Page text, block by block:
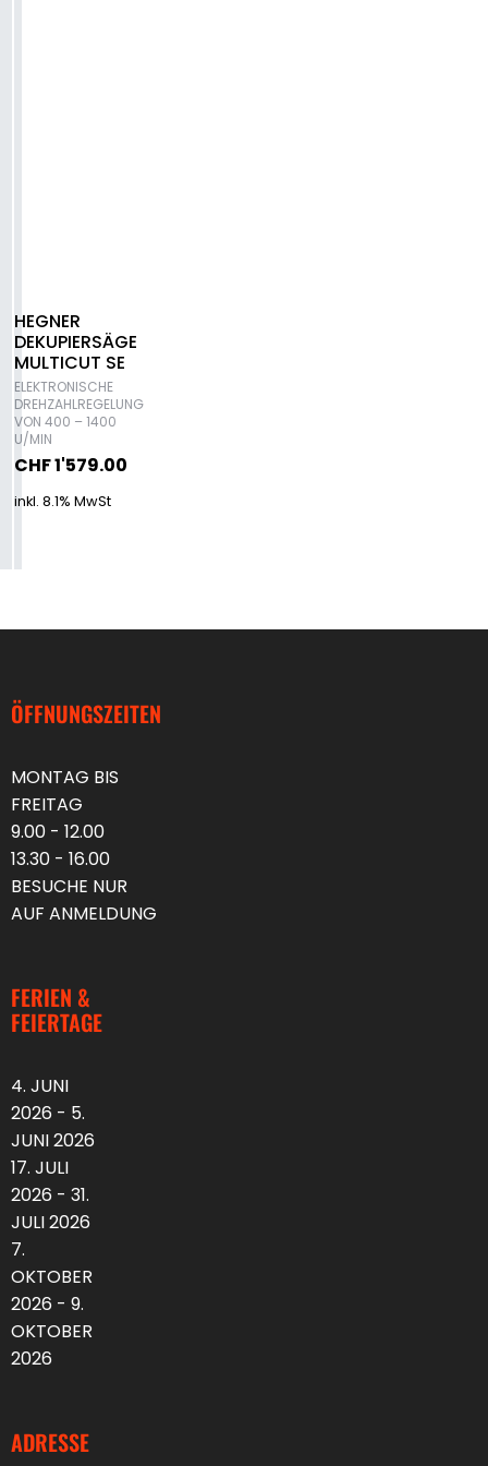
SÄGEBLÄTTER
FÜR
HARTE
METALLE
SÄGEBLÄTTER
HOLZ
+
HEGNER
DEKUPIERSÄGE
MULTICUT SE
ELEKTRONISCHE
DREHZAHLREGELUNG
VON 400 – 1400
U/MIN
CHF1'579.00
inkl. 8.1% MwSt
ÖFFNUNGSZEITEN
MONTAG BIS
FREITAG
9.00 - 12.00
13.30 - 16.00
BESUCHE NUR
AUF ANMELDUNG
FERIEN &
FEIERTAGE
4. JUNI
2026 - 5.
JUNI 2026
17. JULI
2026 - 31.
JULI 2026
7.
OKTOBER
2026 - 9.
OKTOBER
2026
ADRESSE